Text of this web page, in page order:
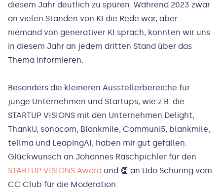
diesem Jahr deutlich zu spüren. Während 2023 zwar
an vielen Ständen von KI die Rede war, aber
niemand von generativer KI sprach, konnten wir uns
in diesem Jahr an jedem dritten Stand über das
Thema informieren.
Besonders die kleineren Ausstellerbereiche für
junge Unternehmen und Startups, wie z.B. die
STARTUP VISIONS mit den Unternehmen Delight,
ThankU, sonocom, Blankmile, Communi5, blankmile,
tellma und LeapingAI, haben mir gut gefallen.
Glückwunsch an Johannes Raschpichler für den
STARTUP VISIONS Award und 👏 an Udo Schüring vom
CC Club für die Moderation.